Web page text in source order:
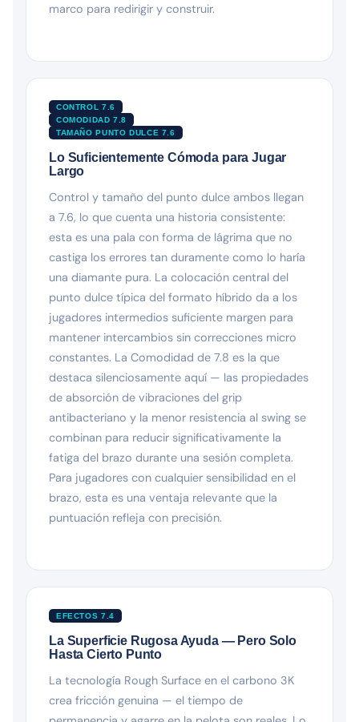
marco para redirigir y construir.
CONTROL 7.6
COMODIDAD 7.8
TAMAÑO PUNTO DULCE 7.6
Lo Suficientemente Cómoda para Jugar
Largo
Control y tamaño del punto dulce ambos llegan
a 7.6, lo que cuenta una historia consistente:
esta es una pala con forma de lágrima que no
castiga los errores tan duramente como lo haría
una diamante pura. La colocación central del
punto dulce típica del formato híbrido da a los
jugadores intermedios suficiente margen para
mantener intercambios sin correcciones micro
constantes. La Comodidad de 7.8 es la que
destaca silenciosamente aquí — las propiedades
de absorción de vibraciones del grip
antibacteriano y la menor resistencia al swing se
combinan para reducir significativamente la
fatiga del brazo durante una sesión completa.
Para jugadores con cualquier sensibilidad en el
brazo, esta es una ventaja relevante que la
puntuación refleja con precisión.
EFECTOS 7.4
La Superficie Rugosa Ayuda — Pero Solo
Hasta Cierto Punto
La tecnología Rough Surface en el carbono 3K
crea fricción genuina — el tiempo de